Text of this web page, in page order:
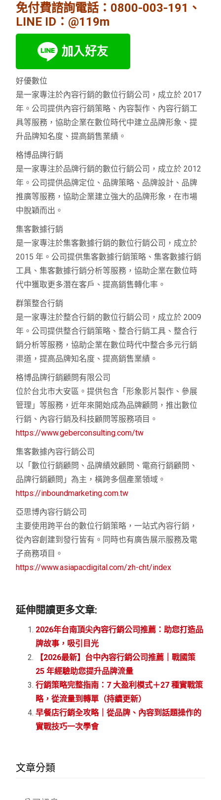
免付費諮詢電話： 0800-003-191 、
LINE ID：@119m
好優數位
是一家專注於內容行銷的數位行銷公司，成立於 2017
年。公司提供內容行銷策略、內容製作、內容行銷工
具等服務，協助企業在數位時代中建立品牌形象、提
升品牌知名度、提高銷售業績。
格博品牌行銷
是一家專注於品牌行銷的數位行銷公司，成立於 2012
年。公司提供品牌定位、品牌策略、品牌設計、品牌
推廣等服務，協助企業建立強大的品牌形象，在市場
中脫穎而出。
集客數據行銷
是一家專注於集客數據行銷的數位行銷公司，成立於
2015 年。公司提供集客數據行銷策略、集客數據行銷
工具、集客數據行銷分析等服務，協助企業在數位時
代中獲取更多潛在客戶、提高銷售轉化率。
群策整合行銷
是一家專注於整合行銷的數位行銷公司，成立於 2009
年。公司提供整合行銷策略、整合行銷工具、整合行
銷分析等服務，協助企業在數位時代中整合多元行銷
渠道，提高品牌知名度、提高銷售業績。
格博品牌行銷顧問有限公司
位於台北市大安區。提供包含「形象影片製作、參展
管理」等服務，近年來開始成為品牌顧問，推出數位
行銷、內容行銷及科技顧問等服務項目。
https://www.geberconsulting.com/tw
集客數據內容行銷公司
以「數位行銷顧問、品牌績效顧問、電商行銷顧問、
品牌行銷顧問」為主，橫跨多個產業領域。
https://inboundmarketing.com.tw
亞思博內容行銷公司
主要使用跨平台的數位行銷策略，一站式內容行銷，
從內容創建到發行皆有。同時也有廣告展示服務及電
子商務項目。
https://www.asiapacdigital.com/zh-cht/index
延伸閱讀更多文章:
2026年台南頂尖內容行銷公司推薦：助您打造品
牌故事，吸引目光
【2026最新】台中內容行銷公司推薦｜戰國策
25 年經驗助您提升品牌流量
行銷策略完整指南：7 大盈利模式＋27 種實戰策
略，從流量到轉單（持續更新）
早餐店行銷全攻略｜從品牌、內容到話題操作的
實戰技巧一次學會
文章分類